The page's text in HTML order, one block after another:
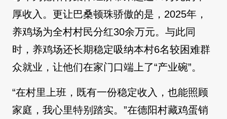
厚收入。更让巴桑顿珠骄傲的是，2025年，
养鸡场为全村村民分红30余万元。与此同
时，养鸡场还长期稳定吸纳本村6名较困难群
众就业，让他们在家门口端上了“产业碗”。
“在村里上班，既有一份稳定收入，也能照顾
家庭，我心里特别踏实。”在德阳村藏鸡蛋销